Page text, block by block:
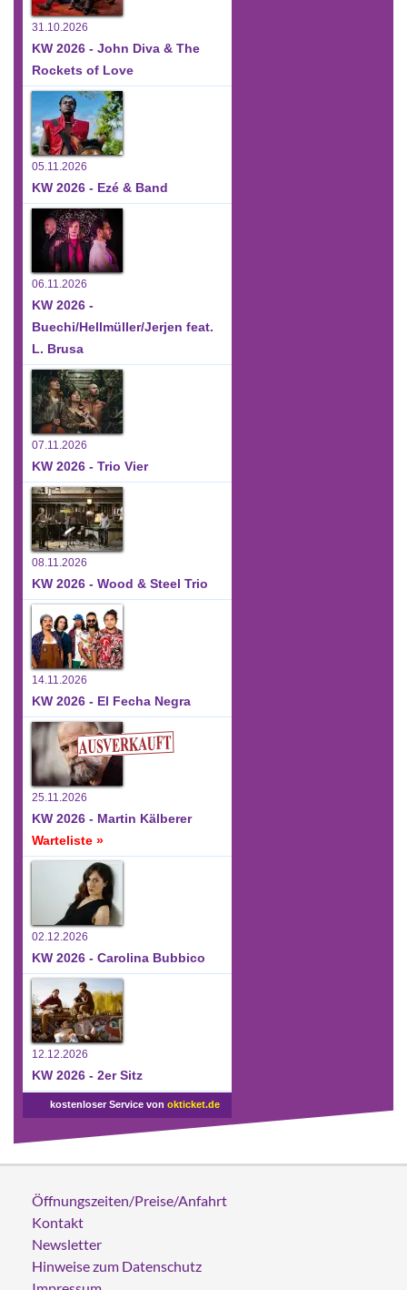
31.10.2026
KW 2026 - John Diva & The
Rockets of Love
05.11.2026
KW 2026 - Ezé & Band
06.11.2026
KW 2026 -
Buechi/Hellmüller/Jerjen feat.
L. Brusa
07.11.2026
KW 2026 - Trio Vier
08.11.2026
KW 2026 - Wood & Steel Trio
14.11.2026
KW 2026 - El Fecha Negra
25.11.2026
KW 2026 - Martin Kälberer
Warteliste »
02.12.2026
KW 2026 - Carolina Bubbico
12.12.2026
KW 2026 - 2er Sitz
kostenloser Service von okticket.de
Öffnungszeiten/Preise/Anfahrt
Kontakt
Newsletter
Hinweise zum Datenschutz